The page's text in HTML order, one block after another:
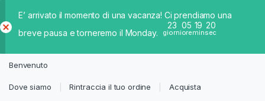
E’ arrivato il momento di una vacanza! Ci prendiamo una
breve pausa e torneremo il Monday.
23
giorni
05
ore
19
min
20
sec
iud
Benvenuto
Dove siamo Rintraccia il tuo ordine Acquista